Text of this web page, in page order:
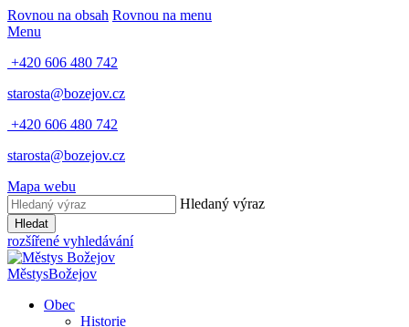
Rovnou na obsah Rovnou na menu
Menu
+420 606 480 742
starosta@bozejov.cz
+420 606 480 742
starosta@bozejov.cz
Mapa webu
Hledaný výraz
Hledat
rozšířené vyhledávání
MěstysBožejov
Obec
Historie